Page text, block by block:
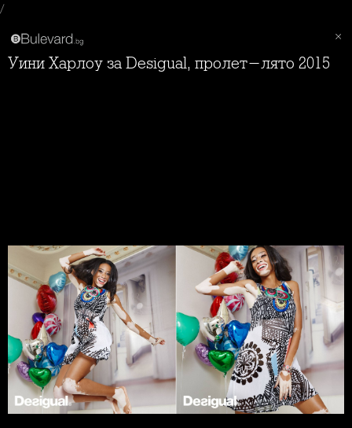
/
Уини Харлоу за Desigual, пролет-лято 2015